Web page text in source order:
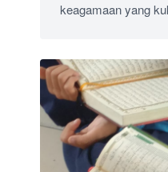
keagamaan yang